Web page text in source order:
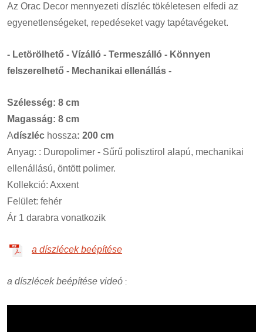
Az Orac Decor mennyezeti díszléc tökéletesen elfedi az
egyenetlenségeket, repedéseket vagy tapétavégeket.
- Letörölhető - Vízálló - Termeszálló - Könnyen
felszerelhető - Mechanikai ellenállás -
Szélesség: 8 cm
Magasság: 8 cm
Adíszléc hossza: 200 cm
Anyag: : Duropolimer - Sűrű polisztirol alapú, mechanikai
ellenállású, öntött polimer.
Kollekció: Axxent
Felület: fehér
Ár 1 darabra vonatkozik
a díszlécek beépítése
a díszlécek beépítése videó :